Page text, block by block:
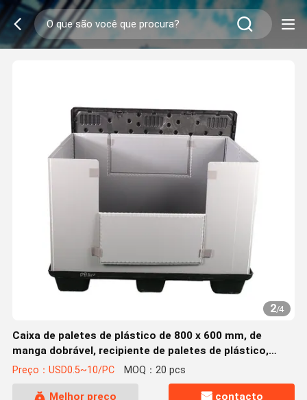
2/4
Caixa de paletes de plástico de 800 x 600 mm, de
manga dobrável, recipiente de paletes de plástico,
caixa de revestimento de plástico
Preço：USD0.5~10/PC MOQ：20 pcs
Melhor preço contacto